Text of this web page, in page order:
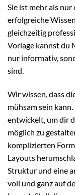
Sie ist mehr als
erfolgreiche
gleichzeitig
Vorlage kannst du
nur informativ,
sind.
Wir wissen, dass
mühsam sein
entwickelt, um dir
möglich zu
komplizierten
Layouts
Struktur und eine
voll und ganz auf